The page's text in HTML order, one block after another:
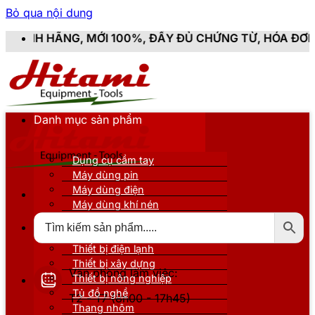
Bỏ qua nội dung
ĐẦY ĐỦ CHỨNG TỪ, HÓA ĐƠN VAT
Văn phòng làm việc:
T2 - T7 (8h00 - 17h45)
Danh mục sản phẩm
Dụng cụ cầm tay
Máy dùng pin
Máy dùng điện
Máy dùng khí nén
Thiết bị nâng đỡ
Thiết bị điện lạnh
Thiết bị xây dựng
Thiết bị nông nghiệp
Tủ đồ nghề
Thang nhôm